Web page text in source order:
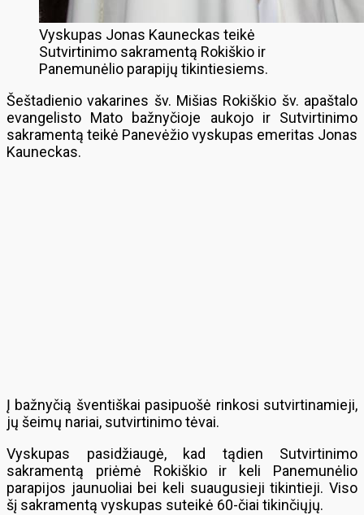
Vyskupas Jonas Kauneckas teikė
Sutvirtinimo sakramentą Rokiškio ir
Panemunėlio parapijų tikintiesiems.
Šeštadienio vakarines šv. Mišias Rokiškio šv. apaštalo
evangelisto Mato bažnyčioje aukojo ir Sutvirtinimo
sakramentą teikė Panevėžio vyskupas emeritas Jonas
Kauneckas.
Į bažnyčią šventiškai pasipuošė rinkosi sutvirtinamieji,
jų šeimų nariai, sutvirtinimo tėvai.
Vyskupas pasidžiaugė, kad tądien Sutvirtinimo
sakramentą priėmė Rokiškio ir keli Panemunėlio
parapijos jaunuoliai bei keli suaugusieji tikintieji. Viso
šį sakramentą vyskupas suteikė 60-čiai tikinčiųjų.